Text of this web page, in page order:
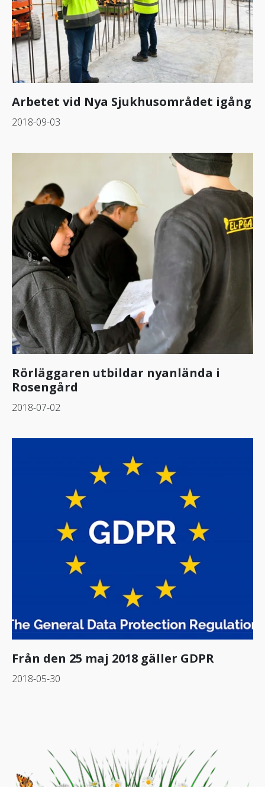
Arbetet vid Nya Sjukhusområdet igång
2018-09-03
Rörläggaren utbildar nyanlända i
Rosengård
2018-07-02
Från den 25 maj 2018 gäller GDPR
2018-05-30